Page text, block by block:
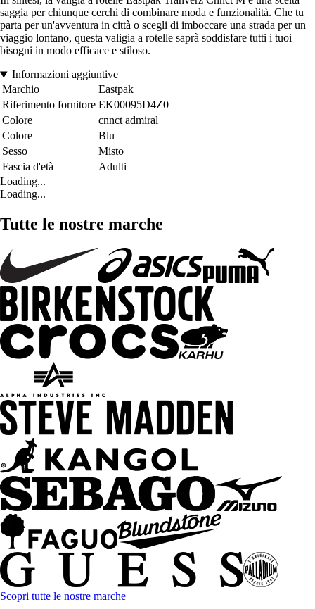
saggia per chiunque cerchi di combinare moda e funzionalità. Che tu
parta per un'avventura in città o scegli di imboccare una strada per un
viaggio lontano, questa valigia a rotelle saprà soddisfare tutti i tuoi
bisogni in modo efficace e stiloso.
Informazioni aggiuntive
Marchio
Eastpak
Riferimento fornitore EK00095D4Z0
Colore
cnnct admiral
Colore
Blu
Sesso
Misto
Fascia d'età
Adulti
Loading...
Loading...
Tutte le nostre marche
Scopri tutte le nostre marche